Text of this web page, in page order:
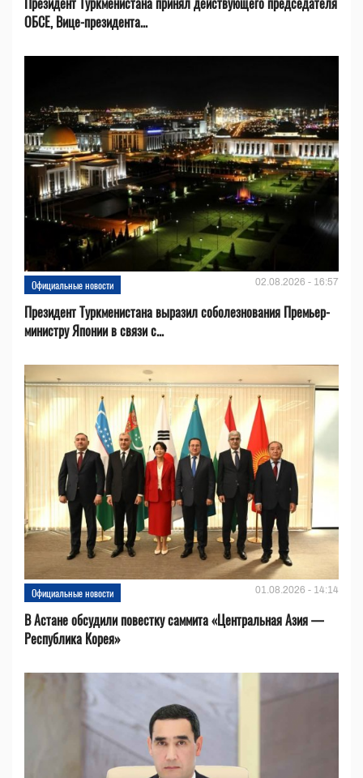
ОБСЕ, Вице-президента...
Официальные новости 02.08.2026 - 16:57
Президент Туркменистана выразил соболезнования Премьер-
министру Японии в связи с...
Официальные новости 01.08.2026 - 14:14
В Астане обсудили повестку саммита «Центральная Азия —
Республика Корея»